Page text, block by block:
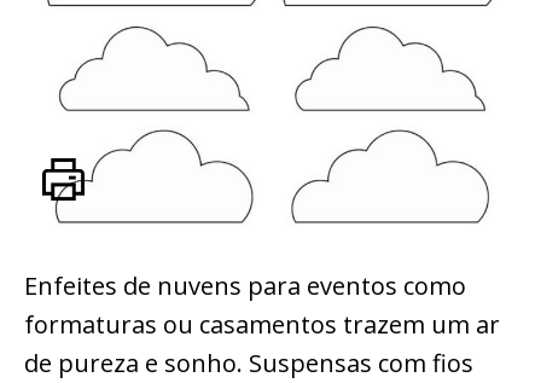
Enfeites de nuvens para eventos como
formaturas ou casamentos trazem um ar
de pureza e sonho. Suspensas com fios